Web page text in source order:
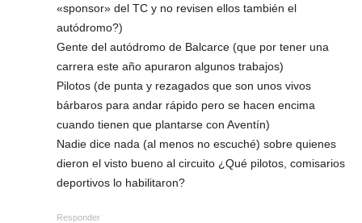
«sponsor» del TC y no revisen ellos también el
autódromo?)
Gente del autódromo de Balcarce (que por tener una
carrera este año apuraron algunos trabajos)
Pilotos (de punta y rezagados que son unos vivos
bárbaros para andar rápido pero se hacen encima
cuando tienen que plantarse con Aventín)
Nadie dice nada (al menos no escuché) sobre quienes
dieron el visto bueno al circuito ¿Qué pilotos, comisarios
deportivos lo habilitaron?
Responder